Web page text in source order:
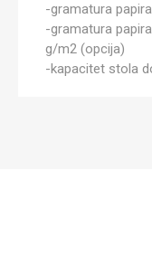
-gramatura
-gramatura
g/m2 (opcija)
-kapacitet stola